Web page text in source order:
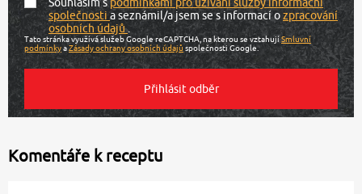
společnostia seznámil/a jsem se s informací ozpracování
osobních údajů.
Tato stránka využívá služeb Google reCAPTCHA, na kterou se vztahujíSmluvní
podmínkyaZásady ochrany osobních údajůspolečnosti Google.
Komentáře k receptu